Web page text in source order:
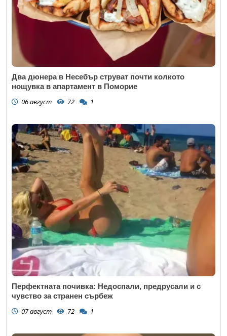
Два дюнера в Несебър струват почти колкото
нощувка в апартамент в Поморие
06 август 72 1
Перфектната почивка: Недоспали, предрусали и с
чувство за странен сърбеж
07 август 72 1